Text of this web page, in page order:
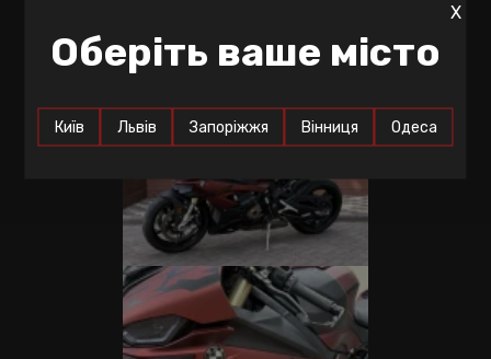
X
Оберіть ваше місто
Київ Львів Запоріжжя Вінниця Одеса